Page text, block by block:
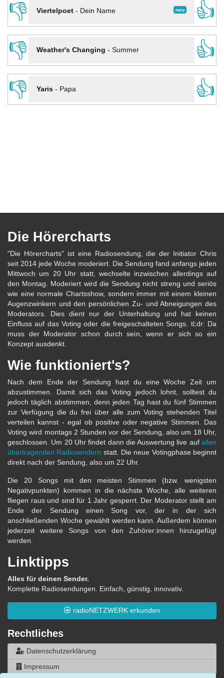
👎
neu
Viertelpoet- Dein Name
👍
👎
Weather's Changing - Summer
👍
👎
Yaris- Papa 👍
Die Hörercharts
"Die Hörercharts" ist eine Radiosendung, die der Initiator Chris
seit 2014 jede Woche moderiert. Die Sendung fand anfangs jeden
Mittwoch um 20 Uhr statt, wechselte inzwischen allerdings auf
den Montag. Moderiert wird die Sendung nicht streng und seriös
wie eine normale Chartsshow, sondern immer mit einem kleinen
Augenzwinkern und den persönlichen Zu- und Abneigungen des
Moderators. Dies dient nur der Unterhaltung und hat keinen
Einfluss auf das Voting oder die freigeschalteten Songs. tl;dr: Da
muss der Moderator schon durch sein, wenn er sich so ein
Konzept ausdenkt.
Wie funktioniert's?
Nach dem Ende der Sendung hast du eine Woche Zeit um
abzustimmen. Damit sich das Voting jedoch lohnt, solltest du
jedoch täglich abstimmen, denn jeden Tag hast du fünf Stimmen
zur Verfügung die du frei über alle zum Voting stehenden Titel
verteilen kannst - egal ob positive oder negative Stimmen. Das
Voting wird montags 2 Stunden vor der Sendung, also um 18 Uhr,
geschlossen. Um 20 Uhr findet dann die Auswertung live auf allen
übertragenden Radiosendern statt. Die neue Votingphase beginnt
direkt nach der Sendung, also um 22 Uhr.
Die 20 Songs mit den meisten Stimmen (bzw. wenigsten
Negativpunkten) kommen in die nächste Woche, alle weiteren
fliegen raus und sind für 1 Jahr gesperrt. Der Moderator stellt am
Ende der Sendung einen Song vor, der in der sich
anschließenden Woche gewählt werden kann. Außerdem können
jederzeit weitere Songs von den Zuhörer:innen hinzugefügt
werden.
Linktipps
Alles für deinen Sender.
Komplette Radiosendungen. Einfach, günstig, innovativ.
radioNETZWERK erkunden
Rechtliches
Datenschutzerklärung
Impressum